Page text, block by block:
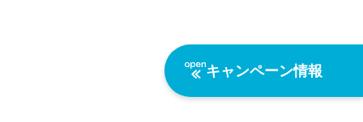
キャンペーン情報